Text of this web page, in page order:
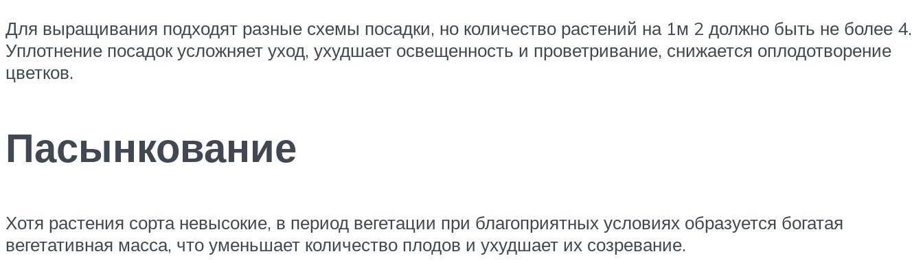
Для выращивания подходят разные схемы посадки, но количество растений на 1м 2 должно быть не более 4.
Уплотнение посадок усложняет уход, ухудшает освещенность и проветривание, снижается оплодотворение
цветков.
Пасынкование
Хотя растения сорта невысокие, в период вегетации при благоприятных условиях образуется богатая
вегетативная масса, что уменьшает количество плодов и ухудшает их созревание.